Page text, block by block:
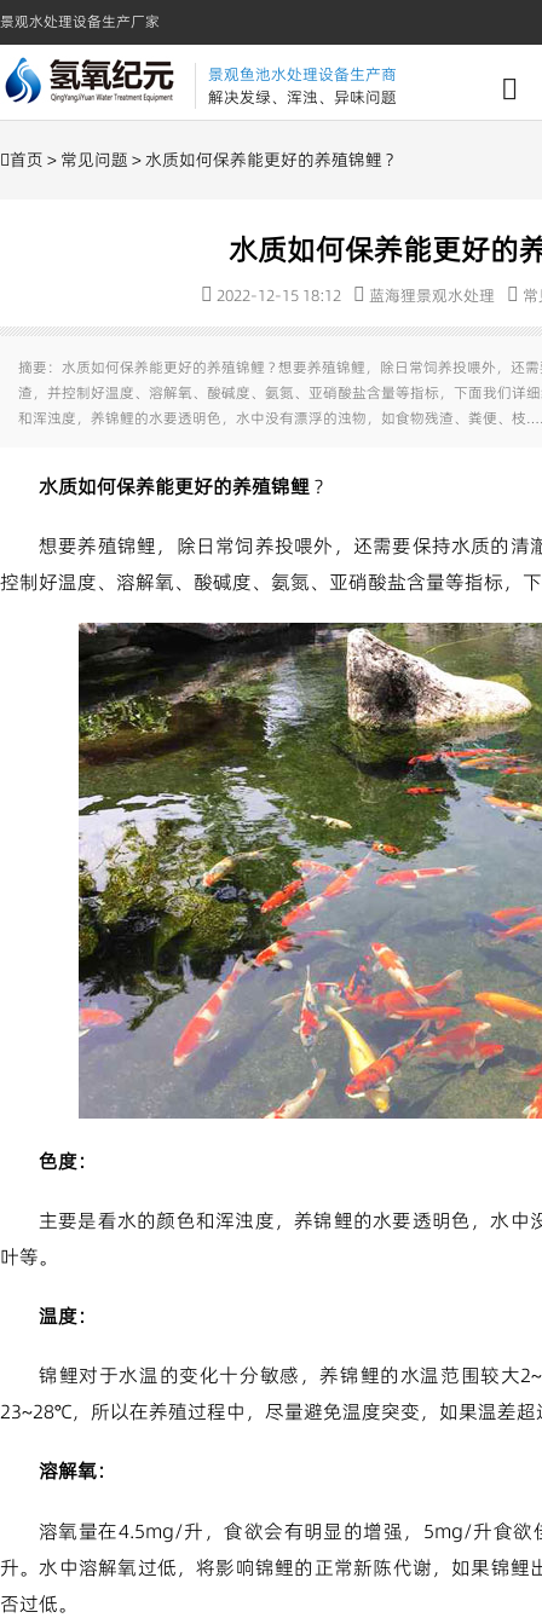
景观水处理设备生产厂家
景观鱼池水处理设备生产商
解决发绿、浑浊、异味问题
首页 > 常见问题 > 水质如何保养能更好的养殖锦鲤 ?
水质如何保养能更好的
2022-12-15 18:12 蓝海狸景观水处理
摘要：水质如何保养能更好的养殖锦鲤 ? 想要养殖锦鲤，除日常饲养投喂外，还
渣，并控制好温度、溶解氧、酸碱度、氨氮、亚硝酸盐含量等指标，下面我们详
和浑浊度，养锦鲤的水要透明色，水中没有漂浮的浊物，如食物残渣、粪便、枝
水质如何保养能更好的养殖锦鲤?
想要养殖锦鲤，除日常饲养投喂外，还需要保持水质的
控制好温度、溶解氧、酸碱度、氨氮、亚硝酸盐含量等指标，
色度：
主要是看水的颜色和浑浊度，养锦鲤的水要透明色，水
叶等。
温度：
锦鲤对于水温的变化十分敏感，养锦鲤的水温范围较大
23~28℃，所以在养殖过程中，尽量避免温度突变，如果温差
溶解氧：
溶氧量在4.5mg/升，食欲会有明显的增强，5mg/升食
升。水中溶解氧过低，将影响锦鲤的正常新陈代谢，如果锦
否过低。